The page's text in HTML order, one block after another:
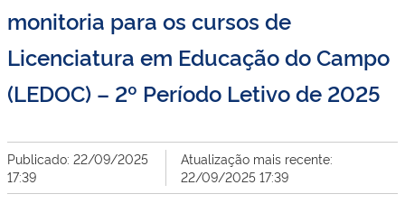
monitoria para os cursos de
Licenciatura em Educação do Campo
(LEDOC) – 2º Período Letivo de 2025
Publicado: 22/09/2025
17:39
Atualização mais recente:
22/09/2025 17:39